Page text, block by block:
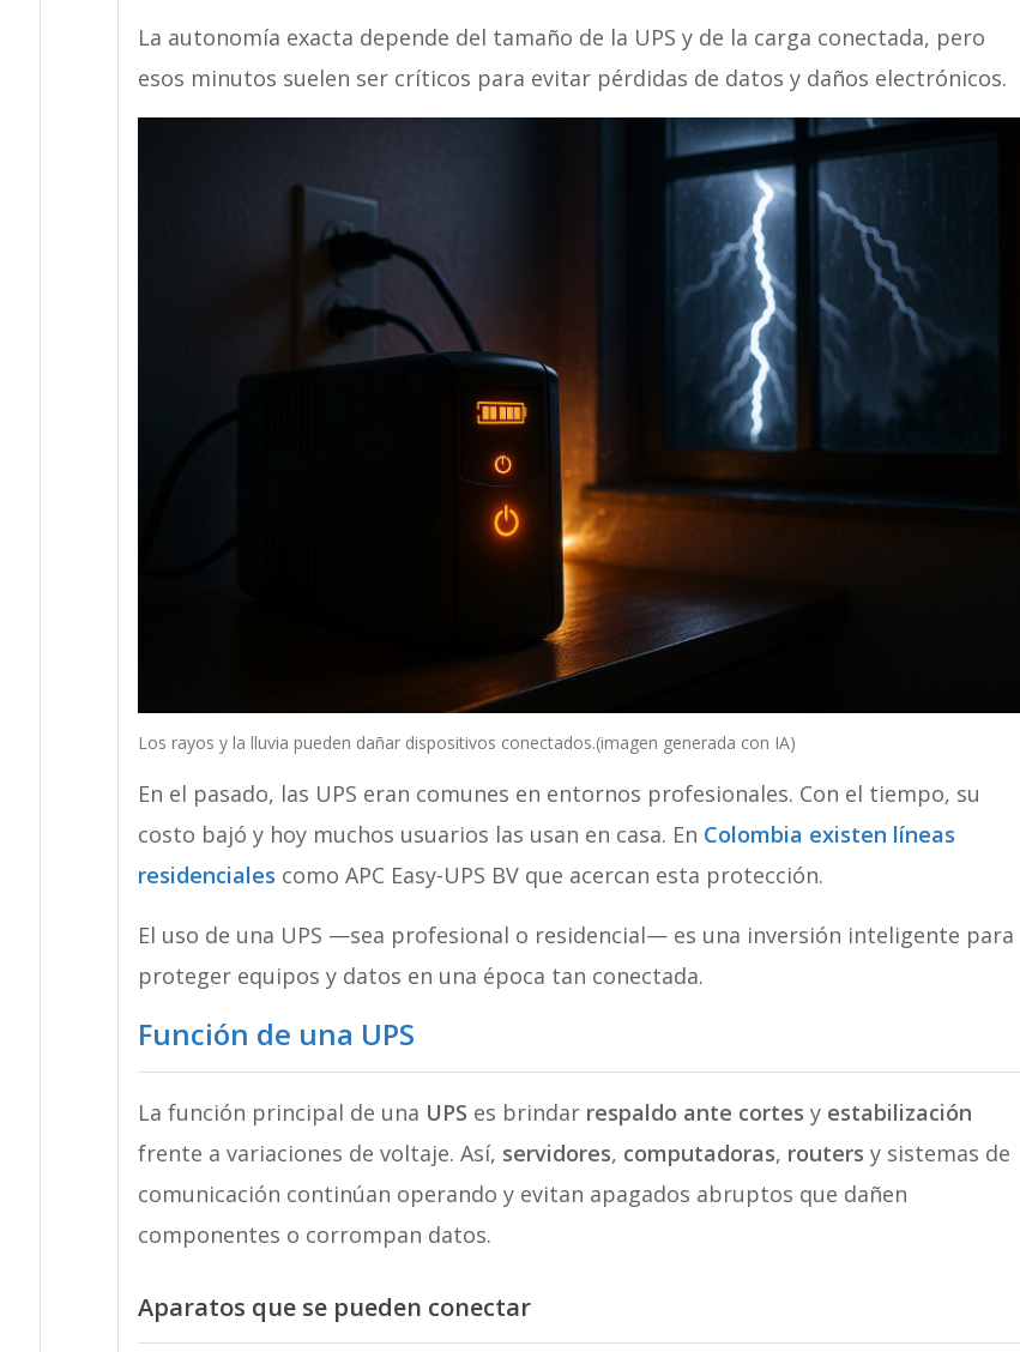
La autonomía exacta depende del tamaño de la UPS y de la carga conectada, pero
esos minutos suelen ser críticos para evitar pérdidas de datos y daños electrónicos.
Los rayos y la lluvia pueden dañar dispositivos conectados.(imagen generada con IA)
En el pasado, las UPS eran comunes en entornos profesionales. Con el tiempo, su
costo bajó y hoy muchos usuarios las usan en casa. En Colombia existen líneas
residenciales como APC Easy-UPS BV que acercan esta protección.
El uso de una UPS —sea profesional o residencial— es una inversión inteligente para
proteger equipos y datos en una época tan conectada.
Función de una UPS
La función principal de una UPS es brindar respaldo ante cortes y estabilización
frente a variaciones de voltaje. Así, servidores, computadoras, routers y sistemas de
comunicación continúan operando y evitan apagados abruptos que dañen
componentes o corrompan datos.
Aparatos que se pueden conectar